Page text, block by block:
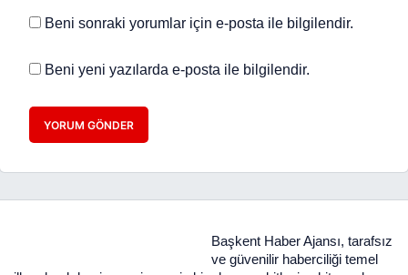
Beni sonraki yorumlar için e-posta ile bilgilendir.
Beni yeni yazılarda e-posta ile bilgilendir.
YORUM GÖNDER
Başkent Haber Ajansı, tarafsız
ve güvenilir haberciliği temel